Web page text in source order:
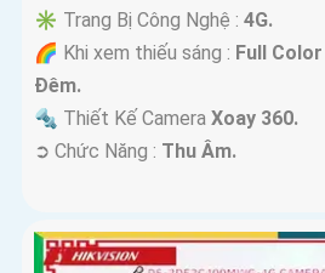
✳️ Trang Bị Công Nghệ : 4G.
🌈 Khi xem thiếu sáng : Full
Ðêm.
🔩 Thiết Kế Camera Xoay 360.
️➲ Chức Năng : Thu Âm.